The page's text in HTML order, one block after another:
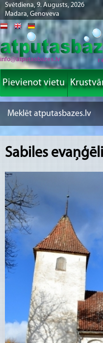
Svētdiena, 9. Augusts, 2026
Madara, Genoveva
info@atputasbazes.lv
Pievienot vietu
Sabiles